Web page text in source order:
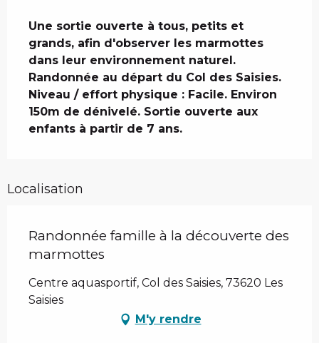
Une sortie ouverte à tous, petits et
grands, afin d'observer les marmottes
dans leur environnement naturel.
Randonnée au départ du Col des Saisies.
Niveau / effort physique : Facile. Environ
150m de dénivelé. Sortie ouverte aux
enfants à partir de 7 ans.
Localisation
Randonnée famille à la découverte des
marmottes
Centre aquasportif, Col des Saisies, 73620 Les
Saisies
M'y rendre